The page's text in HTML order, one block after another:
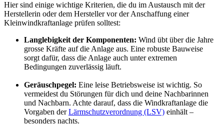
Hier sind einige wichtige Kriterien, die du im Austausch mit der
Herstellerin oder dem Hersteller vor der Anschaffung einer
Kleinwindkraftanlage prüfen solltest:
Langlebigkeit der Komponenten: Wind übt über die Jahre
grosse Kräfte auf die Anlage aus. Eine robuste Bauweise
sorgt dafür, dass die Anlage auch unter extremen
Bedingungen zuverlässig läuft.
Geräuschpegel: Eine leise Betriebsweise ist wichtig. So
vermeidest du Störungen für dich und deine Nachbarinnen
und Nachbarn. Achte darauf, dass die Windkraftanlage die
Vorgaben derLärmschutzverordnung (LSV) einhält –
besonders nachts.